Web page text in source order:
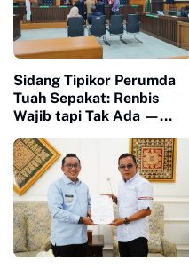
Sidang Tipikor Perumda
Tuah Sepakat: Renbis
Wajib tapi Tak Ada —
Dipertanyakan, Saksi
Mangkir karena 'Biaya
Transport'"